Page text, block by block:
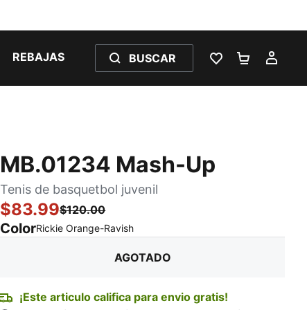
REBAJAS BUSCAR
LISTA DE
MB.01234 Mash-Up
Tenis de basquetbol juvenil
$83.99$120.00
ColorRickie Orange-Ravish:
AGOTADO
¡Este articulo califica para envio gratis!